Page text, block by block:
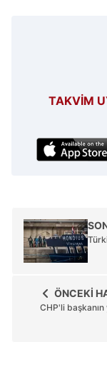
için Ayarlar
ziyaret
hazırlanmış
ilgili mevzuata
almak için lütfen
TAKVİM
ÖNCEKİ
CHP'li